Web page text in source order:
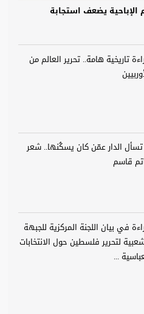
الإباحية يضعف استجابة
تاريخية هامة.. تحرير العالم من
تسأل الدار عمّن كان يسكُنها.. شعر
قاسم
في بيان اللجنة المركزية للجبهة
لتحرير فلسطين حول الانتخابات
...